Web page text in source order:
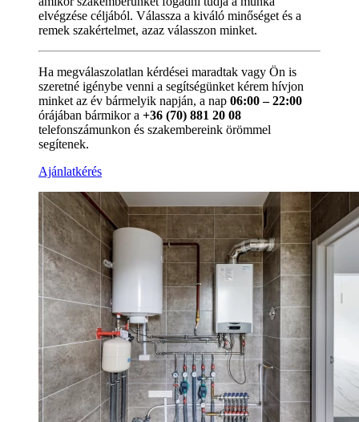
elvégzése céljából. Válassza a kiváló minőséget és a
remek szakértelmet, azaz válasszon minket.
Ha megválaszolatlan kérdései maradtak vagy Ön is
szeretné igénybe venni a segítségünket kérem hívjon
minket az év bármelyik napján, a nap 06:00 – 22:00
órájában bármikor a +36 (70) 881 20 08
telefonszámunkon és szakembereink örömmel
segítenek.
Ajánlatkérés